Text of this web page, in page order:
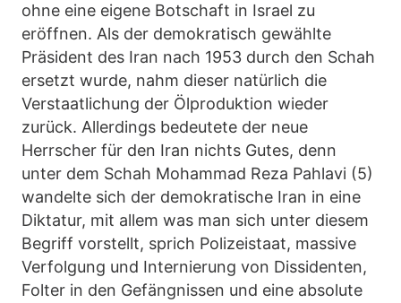
ohne eine eigene Botschaft in Israel zu
eröffnen. Als der demokratisch gewählte
Präsident des Iran nach 1953 durch den Schah
ersetzt wurde, nahm dieser natürlich die
Verstaatlichung der Ölproduktion wieder
zurück. Allerdings bedeutete der neue
Herrscher für den Iran nichts Gutes, denn
unter dem Schah Mohammad Reza Pahlavi (5)
wandelte sich der demokratische Iran in eine
Diktatur, mit allem was man sich unter diesem
Begriff vorstellt, sprich Polizeistaat, massive
Verfolgung und Internierung von Dissidenten,
Folter in den Gefängnissen und eine absolute